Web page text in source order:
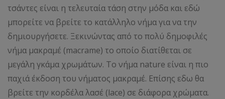
τσάντες είναι η τελευταία τάση στην μόδα και εδώ
μπορείτε να βρείτε το κατάλληλο νήμα για να την
δημιουργήσετε. Ξεκινώντας από το πολύ δημοφιλές
νήμα μακραμέ (macrame) το οποίο διατίθεται σε
μεγάλη γκάμα χρωμάτων. Το νήμα nature είναι η πιο
παχιά έκδοση του νήματος μακραμέ. Επίσης εδω θα
βρείτε την κορδέλα λασέ (lace) σε διάφορα χρώματα.